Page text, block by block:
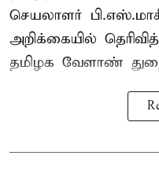
செயலாளர்
அறிக்கையில்
தமிழக வேளாண்